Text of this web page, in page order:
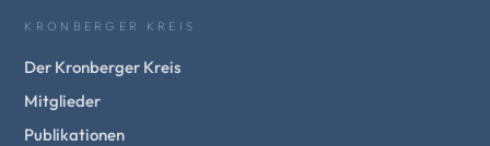
KRONBERGER KREIS
Der Kronberger Kreis
Mitglieder
Publikationen